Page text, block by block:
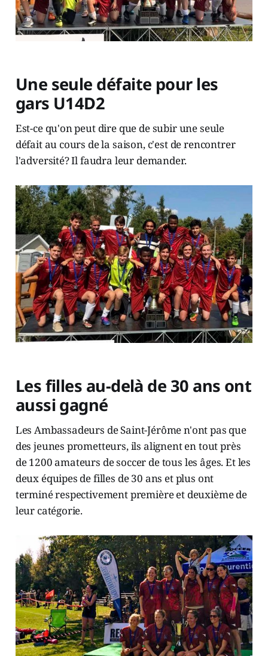
Une seule défaite pour les
gars U14D2
Est-ce qu'on peut dire que de subir une seule
défait au cours de la saison, c'est de rencontrer
l'adversité? Il faudra leur demander.
Les filles au-delà de 30 ans ont
aussi gagné
Les Ambassadeurs de Saint-Jérôme n'ont pas que
des jeunes prometteurs, ils alignent en tout près
de 1200 amateurs de soccer de tous les âges. Et les
deux équipes de filles de 30 ans et plus ont
terminé respectivement première et deuxième de
leur catégorie.